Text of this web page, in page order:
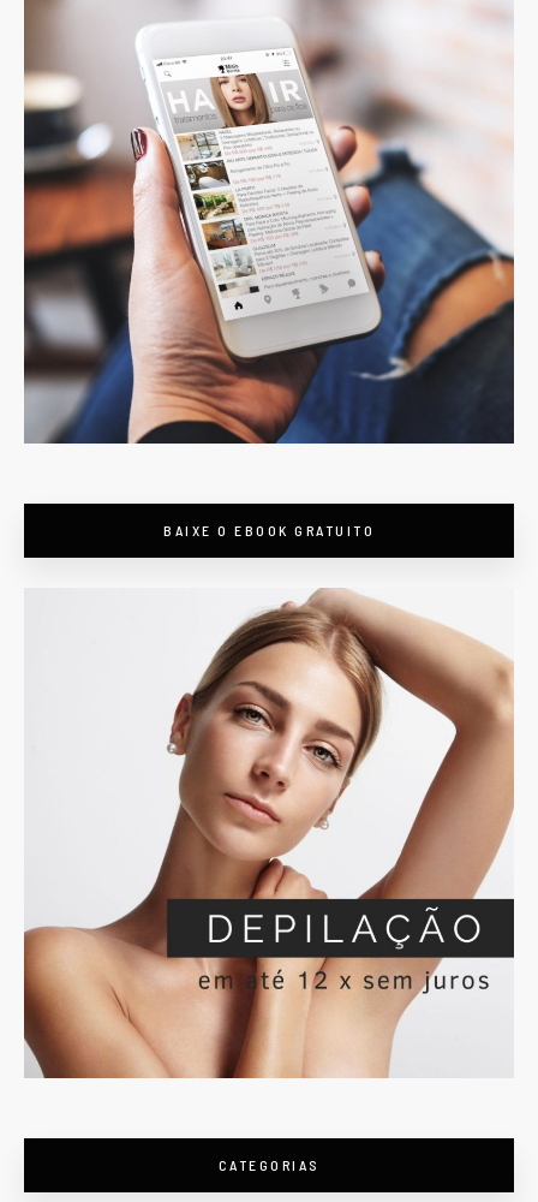
BAIXE O EBOOK GRATUITO
CATEGORIAS